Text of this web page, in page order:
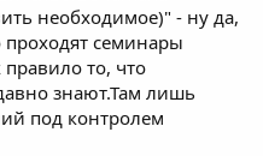
необходимое)" - ну да,
проходят семинары
то, что
знают.Там лишь
под контролем